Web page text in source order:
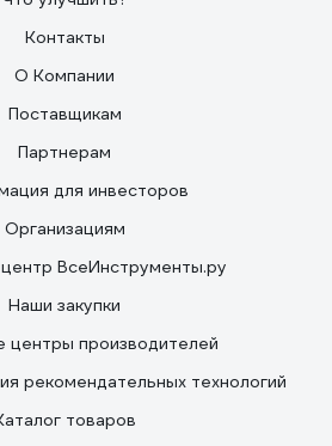
Контакты
О Компании
Поставщикам
Партнерам
для инвесторов
Организациям
ВсеИнструменты.ру
Наши закупки
центры производителей
рекомендательных технологий
товаров